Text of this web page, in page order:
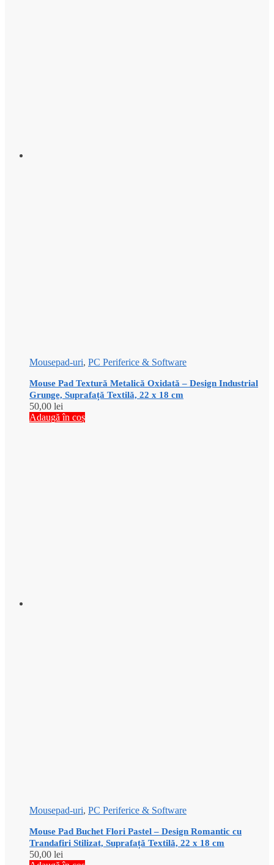
Mousepad-uri, PC Periferice & Software
Mouse Pad Textură Metalică Oxidată – Design Industrial
Grunge, Suprafață Textilă, 22 x 18 cm
50,00 lei
Adaugă în coș
Mousepad-uri, PC Periferice & Software
Mouse Pad Buchet Flori Pastel – Design Romantic cu
Trandafiri Stilizat, Suprafață Textilă, 22 x 18 cm
50,00 lei